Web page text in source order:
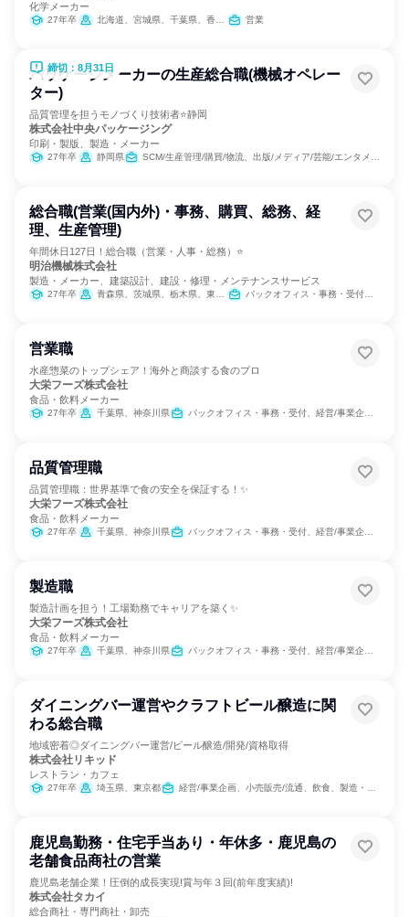
化学メーカー
27年卒 北海道、宮城県、千葉県、香川県、福岡県 営業
締切：8月31日
パッケージメーカーの生産総合職(機械オペレー
ター)
品質管理を担うモノづくり技術者⭐静岡
株式会社中央パッケージング
印刷・製版、製造・メーカー
27年卒 静岡県 SCM/生産管理/購買/物流、出版/メディア/芸能/エンタメ専門職、製造・生産工程
総合職(営業(国内外)・事務、購買、総務、経
理、生産管理)
年間休日127日！総合職（営業・人事・総務）⭐
明治機械株式会社
製造・メーカー、建築設計、建設・修理・メンテナンスサービス
27年卒 青森県、茨城県、栃木県、東京都、長野県、福岡県 バックオフィス・事務・受付、営業、SCM/生産管理/購買/物流、人事、総務
営業職
水産惣菜のトップシェア！海外と商談する食のプロ
大栄フーズ株式会社
食品・飲料メーカー
27年卒 千葉県、神奈川県 バックオフィス・事務・受付、経営/事業企画、営業、製造・生産工程、SCM/生産管理/購買/物流、商品企画
品質管理職
品質管理職：世界基準で食の安全を保証する！✨
大栄フーズ株式会社
食品・飲料メーカー
27年卒 千葉県、神奈川県 バックオフィス・事務・受付、経営/事業企画、営業、製造・生産工程、SCM/生産管理/購買/物流、商品企画
製造職
製造計画を担う！工場勤務でキャリアを築く✨
大栄フーズ株式会社
食品・飲料メーカー
27年卒 千葉県、神奈川県 バックオフィス・事務・受付、経営/事業企画、営業、製造・生産工程、SCM/生産管理/購買/物流、商品企画
ダイニングバー運営やクラフトビール醸造に関
わる総合職
地域密着◎ダイニングバー運営/ビール醸造/開発/資格取得
株式会社リキッド
レストラン・カフェ
27年卒 埼玉県、東京都 経営/事業企画、小売販売/流通、飲食、製造・生産工程、学術研究、商品企画、人事、マーケティング・広告・宣伝
鹿児島勤務・住宅手当あり・年休多・鹿児島の
老舗食品商社の営業
鹿児島老舗企業！圧倒的成長実現!賞与年３回(前年度実績)!
株式会社タカイ
総合商社・専門商社・卸売